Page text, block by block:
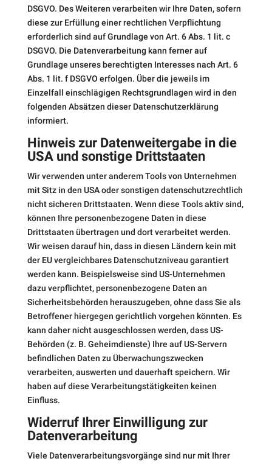
DSGVO. Des Weiteren verarbeiten wir Ihre Daten, sofern
diese zur Erfüllung einer rechtlichen Verpflichtung
erforderlich sind auf Grundlage von Art. 6 Abs. 1 lit. c
DSGVO. Die Datenverarbeitung kann ferner auf
Grundlage unseres berechtigten Interesses nach Art. 6
Abs. 1 lit. f DSGVO erfolgen. Über die jeweils im
Einzelfall einschlägigen Rechtsgrundlagen wird in den
folgenden Absätzen dieser Datenschutzerklärung
informiert.
Hinweis zur Datenweitergabe in die
USA und sonstige Drittstaaten
Wir verwenden unter anderem Tools von Unternehmen
mit Sitz in den USA oder sonstigen datenschutzrechtlich
nicht sicheren Drittstaaten. Wenn diese Tools aktiv sind,
können Ihre personenbezogene Daten in diese
Drittstaaten übertragen und dort verarbeitet werden.
Wir weisen darauf hin, dass in diesen Ländern kein mit
der EU vergleichbares Datenschutzniveau garantiert
werden kann. Beispielsweise sind US-Unternehmen
dazu verpflichtet, personenbezogene Daten an
Sicherheitsbehörden herauszugeben, ohne dass Sie als
Betroffener hiergegen gerichtlich vorgehen könnten. Es
kann daher nicht ausgeschlossen werden, dass US-
Behörden (z. B. Geheimdienste) Ihre auf US-Servern
befindlichen Daten zu Überwachungszwecken
verarbeiten, auswerten und dauerhaft speichern. Wir
haben auf diese Verarbeitungstätigkeiten keinen
Einfluss.
Widerruf Ihrer Einwilligung zur
Datenverarbeitung
Viele Datenverarbeitungsvorgänge sind nur mit Ihrer